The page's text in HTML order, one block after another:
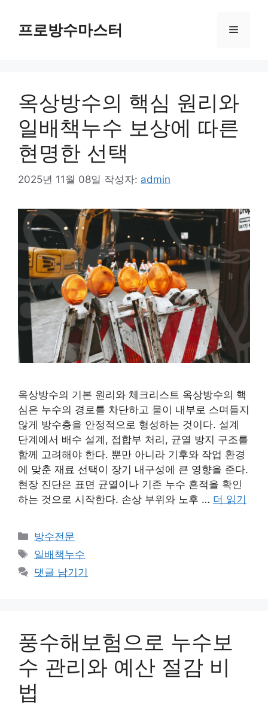
프로방수마스터 메
옥상방수의 핵심 원리와
일배책누수 보상에 따른
현명한 선택
2025년 11월 08일 작성자: admin
옥상방수의 기본 원리와 체크리스트 옥상방수의 핵
심은 누수의 경로를 차단하고 물이 내부로 스며들지
않게 방수층을 안정적으로 형성하는 것이다. 설계
단계에서 배수 설계, 접합부 처리, 균열 방지 구조를
함께 고려해야 한다. 뿐만 아니라 기후와 작업 환경
에 맞춘 재료 선택이 장기 내구성에 큰 영향을 준다.
현장 진단은 표면 균열이나 기존 누수 흔적을 확인
하는 것으로 시작한다. 손상 부위와 노후 … 더 읽기
카
테
리
방수전문
태
그
일배책누수
댓글 남기기
풍수해보험으로 누수보
수 관리와 예산 절감 비
법